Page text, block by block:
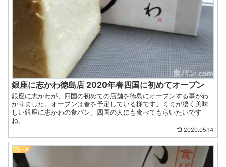
銀座に志かわ徳島店 2020年春四国に初めてオープン
銀座に志かわが、四国の初めての店舗を徳島にオープンする事がわ
かりました。オープンは春を予定している様です。ミミが凄く美味
しい銀座に志かわの食パン。四国の人にも食べてもらいたいです
ね。
2020.05.14
乃が美